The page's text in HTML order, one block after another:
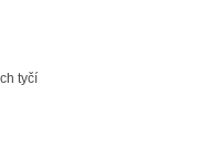
tyčí